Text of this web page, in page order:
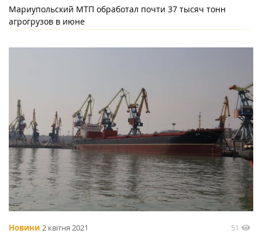
Мариупольский МТП обработал почти 37 тысяч тонн
агрогрузов в июне
Новини 2 квітня 2021 51